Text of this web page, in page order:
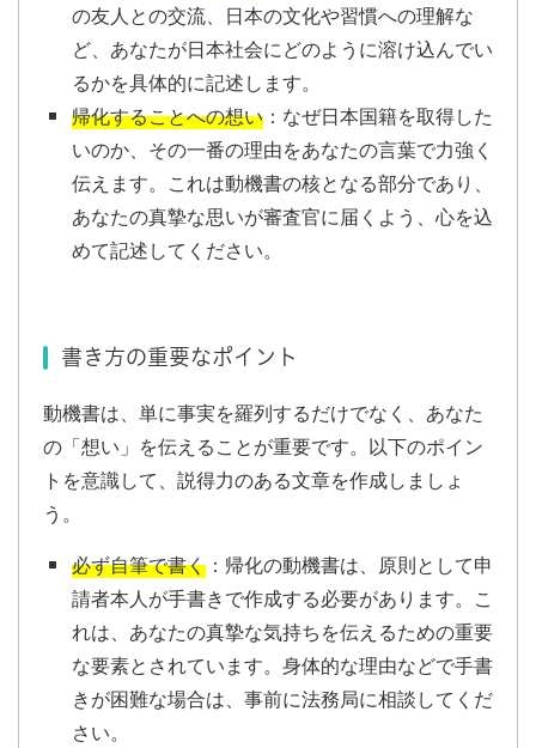
の友人との交流、日本の文化や習慣への理解な
ど、あなたが日本社会にどのように溶け込んでい
るかを具体的に記述します。
帰化することへの想い ：なぜ日本国籍を取得した
いのか、その一番の理由をあなたの言葉で力強く
伝えます。これは動機書の核となる部分であり、
あなたの真摯な思いが審査官に届くよう、心を込
めて記述してください。
書き方の重要なポイント
動機書は、単に事実を羅列するだけでなく、あなた
の「想い」を伝えることが重要です。以下のポイン
トを意識して、説得力のある文章を作成しましょ
う。
必ず自筆で書く ：帰化の動機書は、原則として申
請者本人が手書きで作成する必要があります。こ
れは、あなたの真摯な気持ちを伝えるための重要
な要素とされています。身体的な理由などで手書
きが困難な場合は、事前に法務局に相談してくだ
さい。